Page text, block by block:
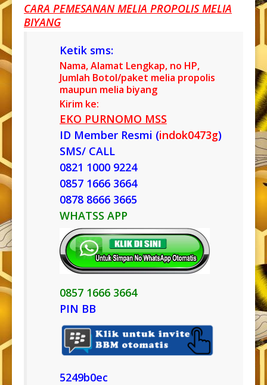
CARA PEMESANAN MELIA PROPOLIS MELIA
BIYANG
Ketik sms:
Nama, Alamat Lengkap, no HP,
Jumlah Botol/paket melia propolis
maupun melia biyang
Kirim ke:
EKO PURNOMO MSS
ID Member Resmi (indok0473g)
SMS/ CALL
0821 1000 9224
0857 1666 3664
0878 8666 3665
WHATSS APP
0857 1666 3664
PIN BB
5249b0ec